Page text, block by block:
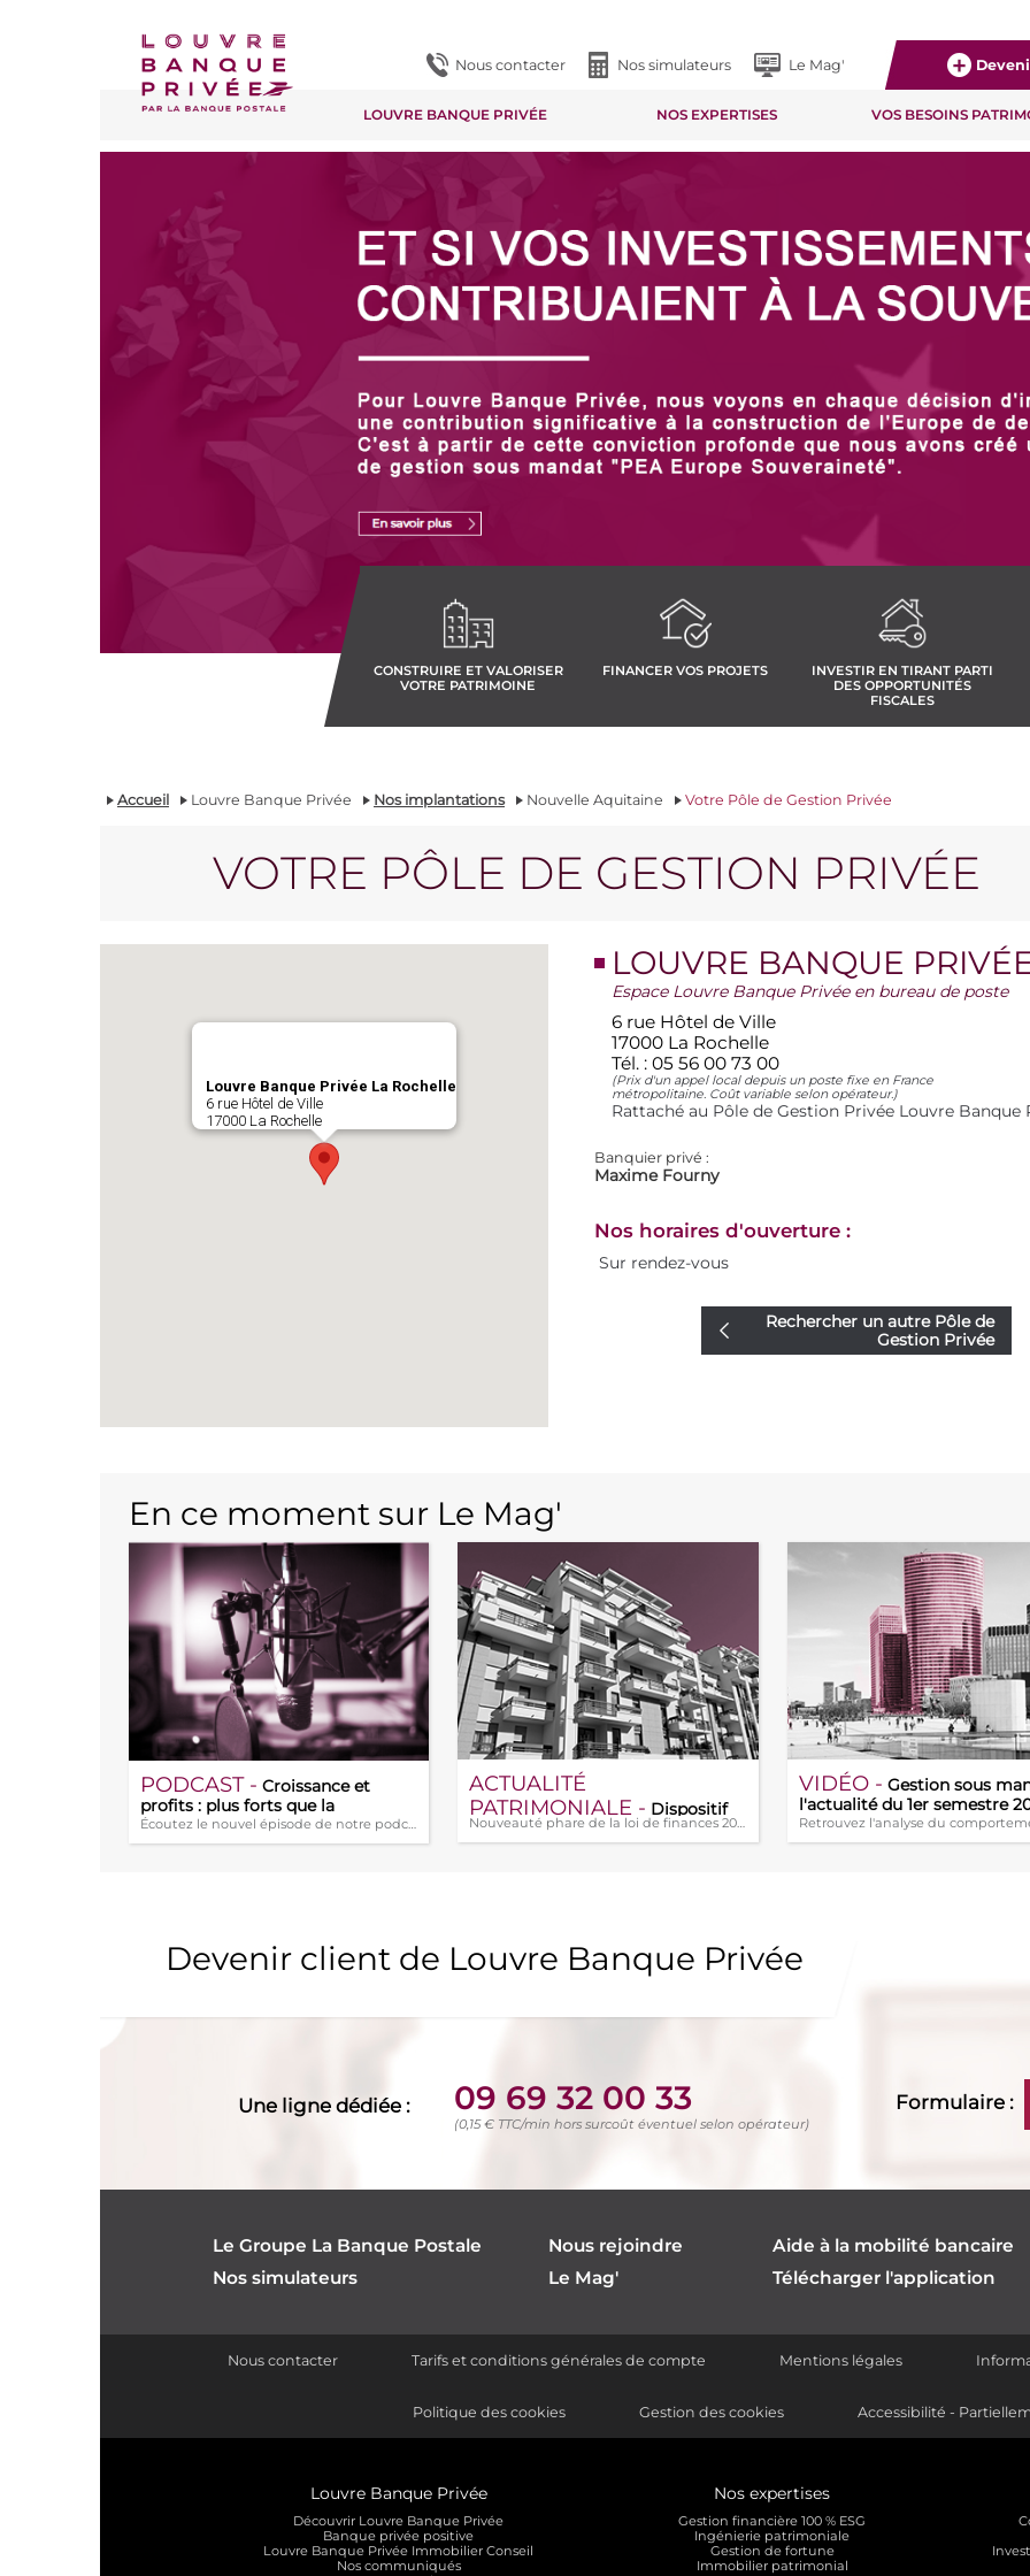
Nous contacter Nos simulateurs Le Mag'
LOUVRE BANQUE PRIVÉE NOS EXPERTISES VOS BESOINS
CONSTRUIRE ET VALORISER
VOTRE PATRIMOINE
FINANCER VOS PROJETS
INVESTIR EN TIRANT PARTI
DES OPPORTUNITÉS
FISCALES
Accueil Louvre Banque Privée Nos implantations Nouvelle Aquitaine Votre Pôle de Gestion Privée
VOTRE PÔLE DE GESTION PRIVÉE
Louvre Banque Privée La Rochelle
6 rue Hôtel de Ville
17000 La Rochelle
LOUVRE BANQUE
Espace Louvre Banque Privée en bureau de poste
6 rue Hôtel de Ville
17000 La Rochelle
Tél. : 05 56 00 73 00
(Prix d'un appel local depuis un poste fixe en France
métropolitaine. Coût variable selon opérateur.)
Rattaché au Pôle de Gestion Privée Louvre Banque
Banquier privé :
Maxime Fourny
Nos horaires d'ouverture :
Sur rendez-vous
Rechercher un autre Pôle de
Gestion Privée
En ce moment sur Le Mag'
PODCAST - Croissance et
profits : plus forts que la
géopolitique ?
ACTUALITÉ
PATRIMONIALE - Dispositif
Jeanbrun et investissement locatif
: le nouveau statut du bailleur
Nouveauté phare de la loi de finances 20 (...)
VIDÉO - Gestion sous
l'actualité du 1er semestre
Devenir client de Louvre Banque Privée
Une ligne dédiée : 09 69 32 00 33
(0,15 € TTC/min hors surcoût éventuel selon opérateur)
Formulaire :
Le Groupe La Banque Postale
Nos simulateurs
Nous rejoindre
Le Mag'
Aide à la mobilité bancaire
Télécharger l'application
Nous contacter Tarifs et conditions générales de compte Mentions légales
Politique des cookies Gestion des cookies Accessibilité -
Louvre Banque Privée
Découvrir Louvre Banque Privée
Banque privée positive
Louvre Banque Privée Immobilier Conseil
Nos communiqués
Nos expertises
Gestion financière 100 % ESG
Ingénierie patrimoniale
Gestion de fortune
Immobilier patrimonial